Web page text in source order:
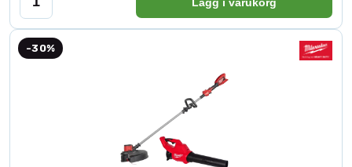
-30%